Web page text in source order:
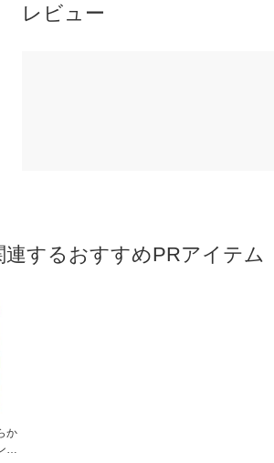
レビュー
連するおすすめPRアイテム
か